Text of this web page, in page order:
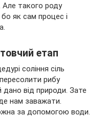
Але такого роду
як сам процес і
етап
соління сіль
рибу
дано від природи. Зате
нам заважати.
за допомогою води.